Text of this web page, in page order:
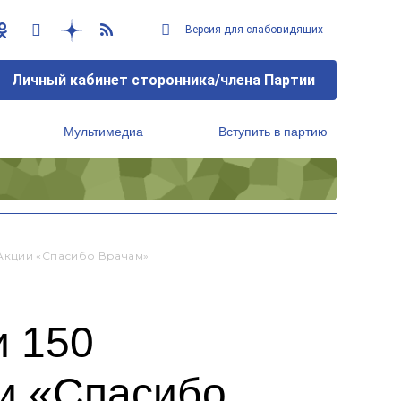
Версия для слабовидящих
Личный кабинет сторонника/члена Партии
Мультимедиа Вступить в партию
«Спасибо Врачам»
150